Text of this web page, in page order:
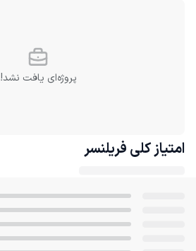
پروژه‌ای یافت نشد!
امتیاز کلی فریلنسر